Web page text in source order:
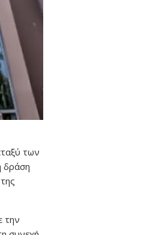
των
δράση
την